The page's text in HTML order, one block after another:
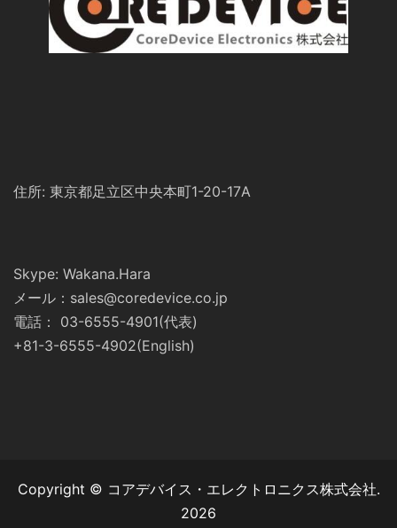
住所: 東京都足立区中央本町1-20-17A
Skype: Wakana.Hara
メール：sales@coredevice.co.jp
電話： 03-6555-4901(代表)
+81-3-6555-4902(English)
Copyright © コアデバイス・エレクトロニクス株式会社.
2026